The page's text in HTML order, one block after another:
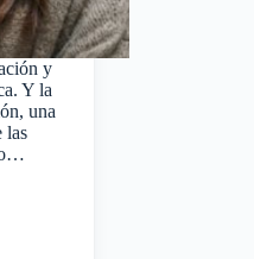
y
Y la
una
las